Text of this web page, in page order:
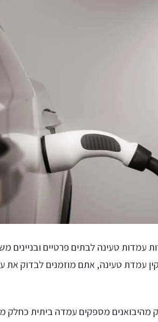
טעינה לבתים פרטיים ובניינים
עמדת טעינה, אתם מוזמנים לבדוק את
מספקים עמדה ביתית כחלק